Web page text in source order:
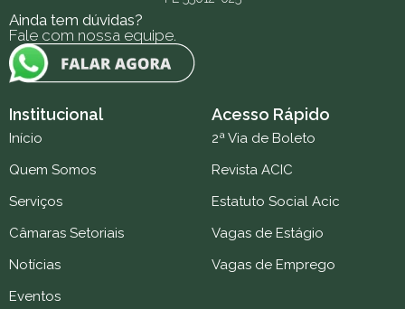
Ainda tem dúvidas?
Fale com nossa equipe.
Institucional
Início
Quem Somos
Serviços
Câmaras Setoriais
Notícias
Eventos
Acesso Rápido
2ª Via de Boleto
Revista ACIC
Estatuto Social Acic
Vagas de Estágio
Vagas de Emprego